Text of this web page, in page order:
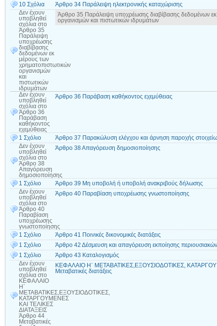
10 Σχόλια
Άρθρο 34 Παράλειψη ηλεκτρονικής καταχώρισης
Δεν έχουν
υποβληθεί
σχόλια στο
Άρθρο 35
Παράλειψη
υποχρέωσης
διαβίβασης
δεδομένων εκ
μέρους των
χρηματοπιστωτικών
οργανισμών
και
πιστωτικών
ιδρυμάτων
Άρθρο 35 Παράλειψη υποχρέωσης διαβίβασης δεδομένων
οργανισμών και πιστωτικών ιδρυμάτων
Δεν έχουν
υποβληθεί
σχόλια στο
Άρθρο 36
Παράβαση
καθήκοντος
εχεμύθειας
Άρθρο 36 Παράβαση καθήκοντος εχεμύθειας
1 Σχόλιο
Άρθρο 37 Παρακώλυση ελέγχου και άρνηση παροχής
Δεν έχουν
υποβληθεί
σχόλια στο
Άρθρο 38
Απαγόρευση
δημοσιοποίησης
Άρθρο 38 Απαγόρευση δημοσιοποίησης
1 Σχόλιο
Άρθρο 39 Μη υποβολή ή υποβολή ανακριβούς δήλωσης
Δεν έχουν
υποβληθεί
σχόλια στο
Άρθρο 40
Παραβίαση
υποχρέωσης
γνωστοποίησης
Άρθρο 40 Παραβίαση υποχρέωσης γνωστοποίησης
1 Σχόλιο
Άρθρο 41 Ποινικές δικονομικές διατάξεις
1 Σχόλιο
Άρθρο 42 Δέσμευση και απαγόρευση εκποίησης περιουσιακών
1 Σχόλιο
Άρθρο 43 Καταλογισμός
Δεν έχουν
υποβληθεί
σχόλια στο
ΚΕΦΑΛΑΙΟ
Η΄
ΜΕΤΑΒΑΤΙΚΕΣ,ΕΞΟΥΣΙΟΔΟΤΙΚΕΣ,
ΚΑΤΑΡΓΟΥΜΕΝΕΣ
ΚΑΙ ΤΕΛΙΚΕΣ
ΔΙΑΤΑΞΕΙΣ
Άρθρο 44
Μεταβατικές
ΚΕΦΑΛΑΙΟ Η΄ ΜΕΤΑΒΑΤΙΚΕΣ,ΕΞΟΥΣΙΟΔΟΤΙΚΕΣ,
Μεταβατικές διατάξεις